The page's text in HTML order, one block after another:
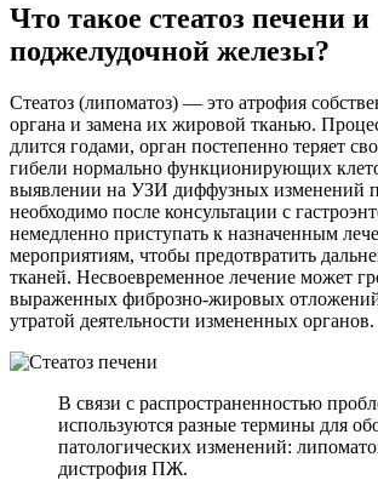
Что такое стеатоз печени и
поджелудочной железы?
Стеатоз (липоматоз) — это атрофия
органа и замена их жировой тканью.
длится годами, орган постепенно теряет
гибели нормально функционирующих
выявлении на УЗИ диффузных изменений
необходимо после консультации с
немедленно приступать к назначенным
мероприятиям, чтобы предотвратить
тканей. Несвоевременное лечение может
выраженных фиброзно-жировых
утратой деятельности измененных органов.
В связи с распространенностью
используются разные термины для
патологических изменений:
дистрофия ПЖ.